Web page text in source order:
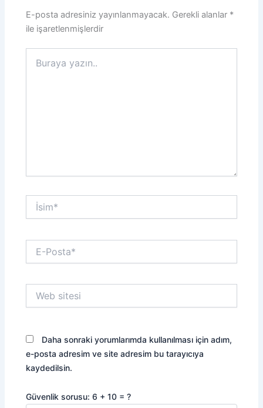
E-posta adresiniz yayınlanmayacak. Gerekli alanlar *
ile işaretlenmişlerdir
yazın..
İsim*
Posta*
sitesi
Daha sonraki yorumlarımda kullanılması için adım,
e-posta adresim ve site adresim bu tarayıcıya
kaydedilsin.
Güvenlik sorusu: 6 + 10 = ?